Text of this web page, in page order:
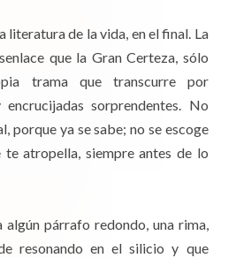
literatura de la vida, en el final. La
que la Gran Certeza, sólo
trama que transcurre por
sorprendentes. No
porque ya se sabe; no se escoge
te atropella, siempre antes de lo
algún párrafo redondo, una rima,
resonando en el silicio y que